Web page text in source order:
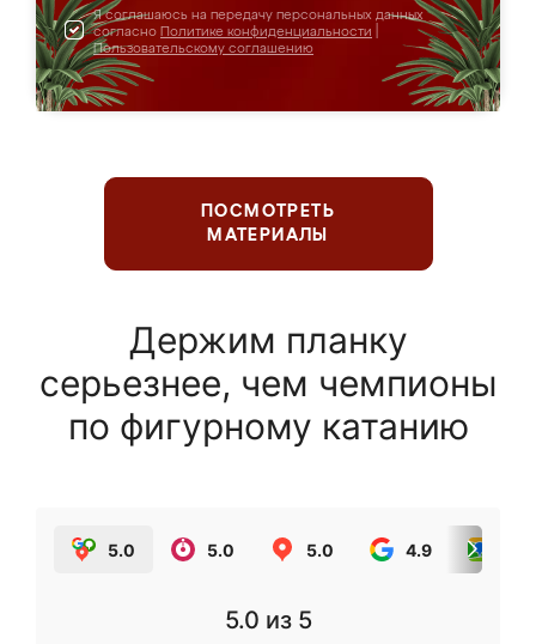
Я соглашаюсь на передачу персональных данных
согласно Политике конфиденциальности
Пользовательскому соглашению
ПОСМОТРЕТЬ
МАТЕРИАЛЫ
Держим планку
серьезнее, чем чемпионы
по фигурному катанию
5.0 5.0 5.0 4.9
5.0 из 5